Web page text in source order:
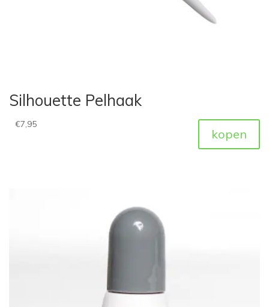
Silhouette Pelhaak
€7,95
kopen